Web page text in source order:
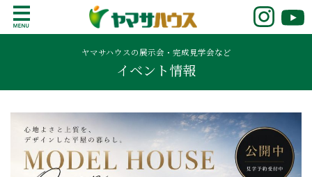
o
鹿児島で注文住宅ならヤマサハウス
新築の注文住宅や建売モデルハウスをお探し
の方はこちら。鹿児島県内で11年連続ナンバ
ーワンの実績を誇る、絆の家でおなじみの
ヤマサハウス。展示場情報や家づくりのこだ
ヤマサハウスの展示会・完成見学会など
イベント情報